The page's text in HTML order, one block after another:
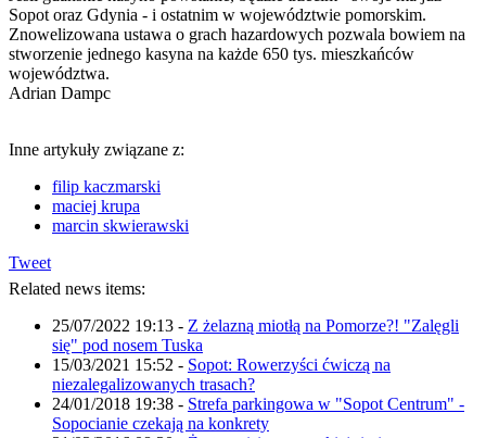
Sopot oraz Gdynia - i ostatnim w województwie pomorskim.
Znowelizowana ustawa o grach hazardowych pozwala bowiem na
stworzenie jednego kasyna na każde 650 tys. mieszkańców
województwa.
Adrian Dampc
Inne artykuły związane z:
filip kaczmarski
maciej krupa
marcin skwierawski
Tweet
Related news items:
25/07/2022 19:13 - Z żelazną miotłą na Pomorze?! "Zalęgli
się" pod nosem Tuska
15/03/2021 15:52 - Sopot: Rowerzyści ćwiczą na
niezalegalizowanych trasach?
24/01/2018 19:38 - Strefa parkingowa w "Sopot Centrum" -
Sopocianie czekają na konkrety